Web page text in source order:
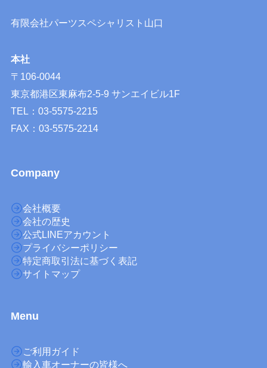
有限会社パーツスペシャリスト山口
本社
〒106-0044
東京都港区東麻布2-5-9 サンエイビル1F
TEL：03-5575-2215
FAX：03-5575-2214
Company
会社概要
会社の歴史
公式LINEアカウント
プライバシーポリシー
特定商取引法に基づく表記
サイトマップ
Menu
ご利用ガイド
輸入車オーナーの皆様へ